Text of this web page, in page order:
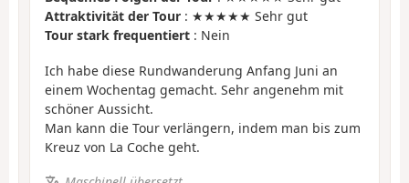
Attraktivität der Tour : ★★★★★ Sehr gut
Tour stark frequentiert : Nein
Ich habe diese Rundwanderung Anfang Juni an
einem Wochentag gemacht. Sehr angenehm mit
schöner Aussicht.
Man kann die Tour verlängern, indem man bis zum
Kreuz von La Coche geht.